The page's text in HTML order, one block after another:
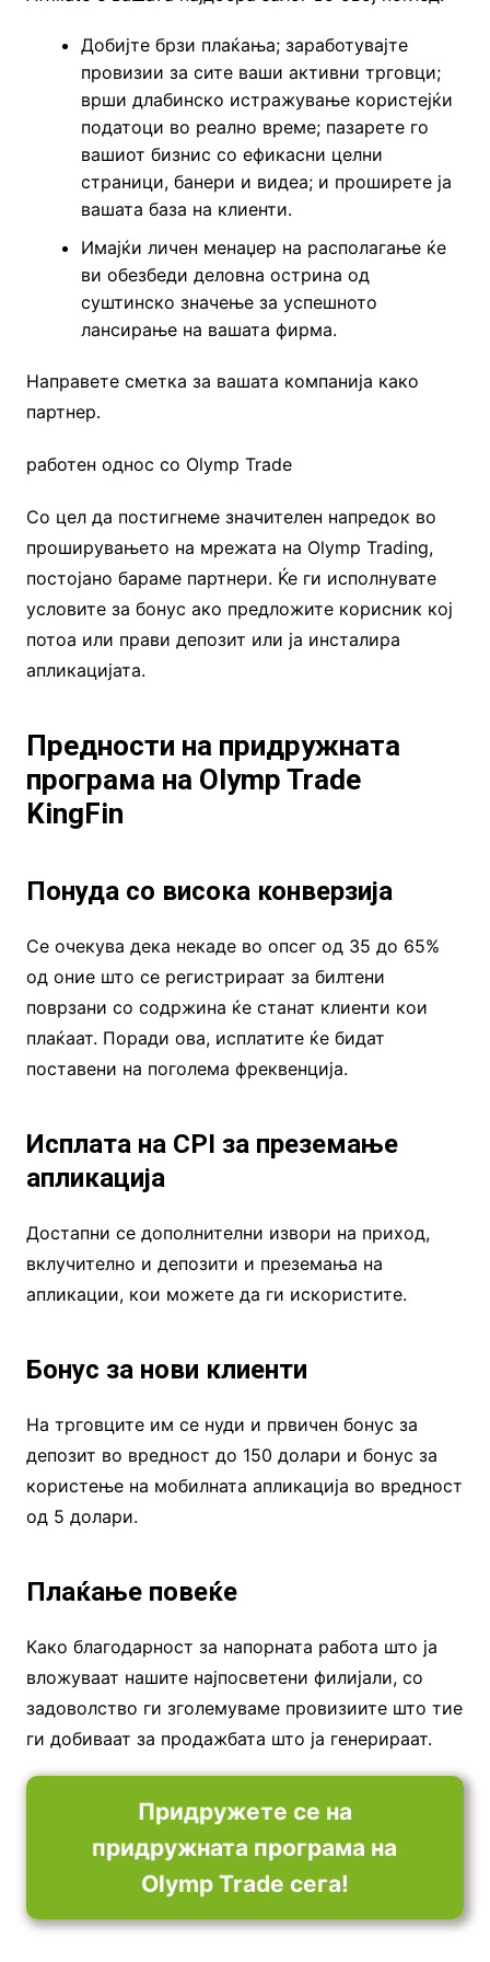
Добијте брзи плаќања; заработувајте
провизии за сите ваши активни трговци;
врши длабинско истражување користејќи
податоци во реално време; пазарете го
вашиот бизнис со ефикасни целни
страници, банери и видеа; и проширете ја
вашата база на клиенти.
Имајќи личен менаџер на располагање ќе
ви обезбеди деловна острина од
суштинско значење за успешното
лансирање на вашата фирма.
Направете сметка за вашата компанија како
партнер.
работен однос со Olymp Trade
Со цел да постигнеме значителен напредок во
проширувањето на мрежата на Olymp Trading,
постојано бараме партнери. Ќе ги исполнувате
условите за бонус ако предложите корисник кој
потоа или прави депозит или ја инсталира
апликацијата.
Предности на придружната
програма на Olymp Trade
KingFin
Понуда со висока конверзија
Се очекува дека некаде во опсег од 35 до 65%
од оние што се регистрираат за билтени
поврзани со содржина ќе станат клиенти кои
плаќаат. Поради ова, исплатите ќе бидат
поставени на поголема фреквенција.
Исплата на CPI за преземање
апликација
Достапни се дополнителни извори на приход,
вклучително и депозити и преземања на
апликации, кои можете да ги искористите.
Бонус за нови клиенти
На трговците им се нуди и првичен бонус за
депозит во вредност до 150 долари и бонус за
користење на мобилната апликација во вредност
од 5 долари.
Плаќање повеќе
Како благодарност за напорната работа што ја
вложуваат нашите најпосветени филијали, со
задоволство ги зголемуваме провизиите што тие
ги добиваат за продажбата што ја генерираат.
Придружете се на
придружната програма на
Olymp Trade сега!